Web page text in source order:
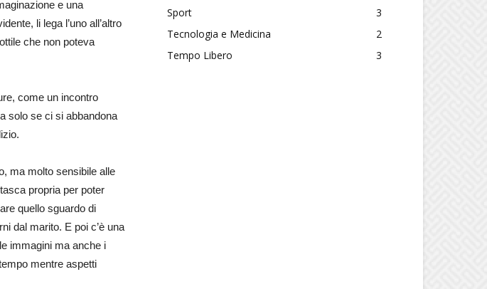
e una
li lega l’uno all’altro
che non poteva
come un incontro
solo se ci si abbandona
ma molto sensibile alle
propria per poter
quello sguardo di
dal marito. E poi c’è una
immagini ma anche i
mentre aspetti
Sport
3
Tecnologia e Medicina
2
Tempo Libero
3